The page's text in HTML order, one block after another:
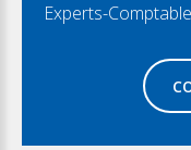
Experts-